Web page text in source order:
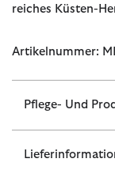
reiches Küsten-
Artikelnummer:
Pflege- Und